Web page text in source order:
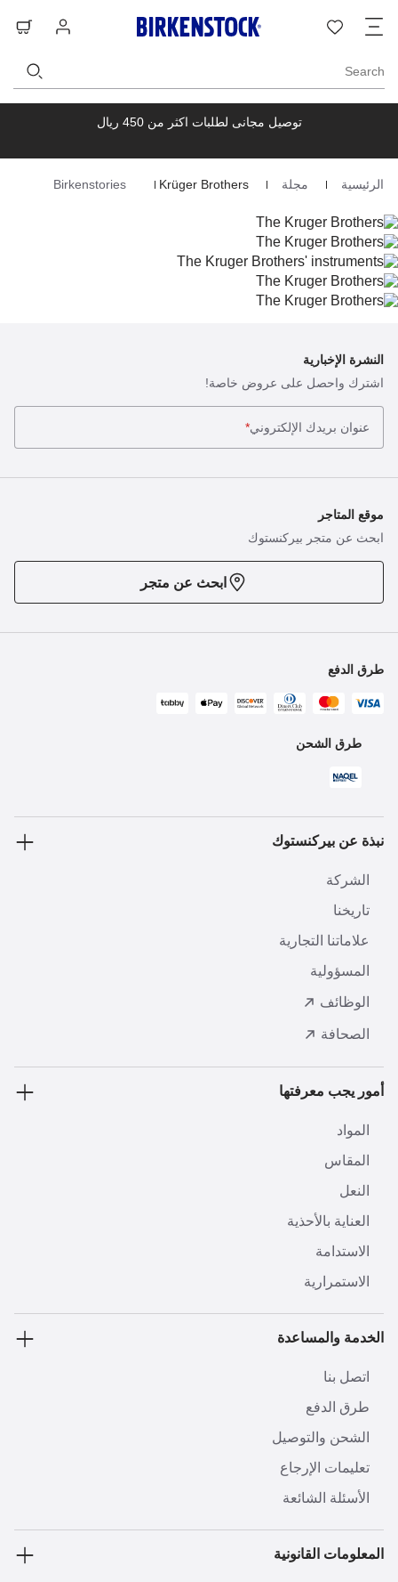
الدخول
Search
توصيل مجانى لطلبات اكثر من 450 ريال
Homepage الرئيسية مجلة Birkenstories Krüger Brothers
النشرة الإخبارية
اشترك واحصل على عروض خاصة!
عنوان بريدك الإلكتروني*
موقع المتاجر
ابحث عن متجر بيركنستوك
ابحث عن متجر
طرق الدفع
طرق الشحن
نبذة عن بيركنستوك
الشركة
تاريخنا
علاماتنا التجارية
المسؤولية
الوظائف
الصحافة
أمور يجب معرفتها
المواد
المقاس
النعل
العناية بالأحذية
الاستدامة
الاستمرارية
الخدمة والمساعدة
اتصل بنا
طرق الدفع
الشحن والتوصيل
تعليمات الإرجاع
الأسئلة الشائعة
المعلومات القانونية